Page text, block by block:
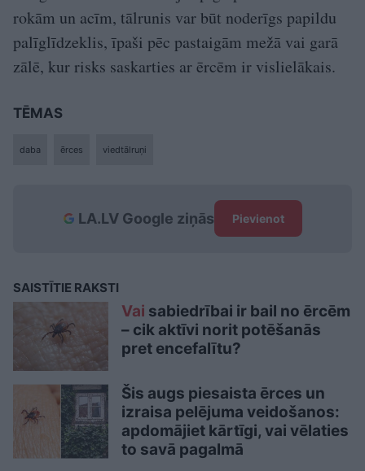
rokām un acīm, tālrunis var būt noderīgs papildu
palīglīdzeklis, īpaši pēc pastaigām mežā vai garā
zālē, kur risks saskarties ar ērcēm ir vislielākais.
TĒMAS
daba ērces viedtālruņi
LA.LV Google ziņās Pievienot
SAISTĪTIE RAKSTI
Vai sabiedrībai ir bail no ērcēm
– cik aktīvi norit potēšanās
pret encefalītu?
Šis augs piesaista ērces un
izraisa pelējuma veidošanos:
apdomājiet kārtīgi, vai vēlaties
to savā pagalmā